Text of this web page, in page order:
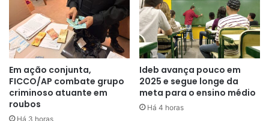
No fim de maio, o Instituto Brasileiro do Meio Ambiente e
dos Recursos Naturais Renováveis (Ibama) negou uma
solicitação da Petrobras para operar em um poço
localizado em alto-mar, a cerca de 175 km da costa do
Amapá, e alegou“inconsistências técnicas” da empresa.
Posteriormente, a petroleira apresentou um novo pedido.
De acordo com a Petrobras, todas as exigências do Ibama
Em ação conjunta,
FICCO/AP combate grupo
criminoso atuante em
roubos
Há 3 horas
Ideb avança pouco em
2025 e segue longe da
meta para o ensino médio
Há 4 horas